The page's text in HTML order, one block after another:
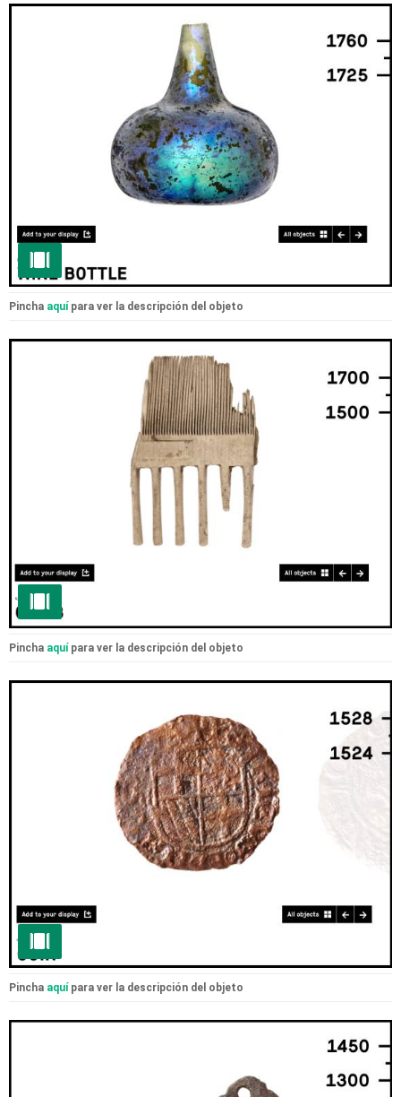
Pincha aquípara ver la descripción del objeto
Pincha aquí para ver la descripción del objeto
Pincha aquí para ver la descripción del objeto